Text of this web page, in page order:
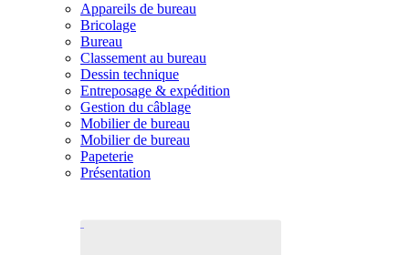
Appareils de bureau
Bricolage
Bureau
Classement au bureau
Dessin technique
Entreposage & expédition
Gestion du câblage
Mobilier de bureau
Mobilier de bureau
Papeterie
Présentation